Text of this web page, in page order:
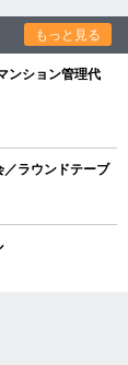
もっと見る
ンション管理代
ラウンドテーブ